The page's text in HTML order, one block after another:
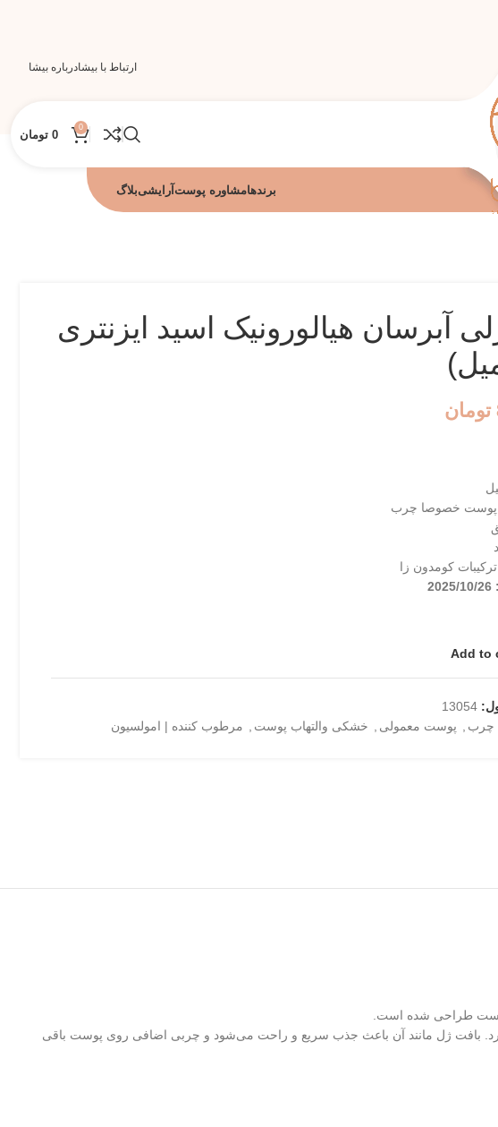
ارتباط با بیشادرباره بیشا
0
0 تومان
برندهامشاوره پوستآرایشیبلاگ
آبرسان هیالورونیک اسید ایزنتری
تومان
پوست خصوصا چرب
کومدون زا
Add to
13054
چرب پوست معمولی خشکی والتهاب پوست مرطوب کننده | امولسیون
پوست طراحی شده است.
بافت ژل‌ مانند آن باعث جذب سریع و راحت می‌شود و چربی اضافی روی پوست باقی